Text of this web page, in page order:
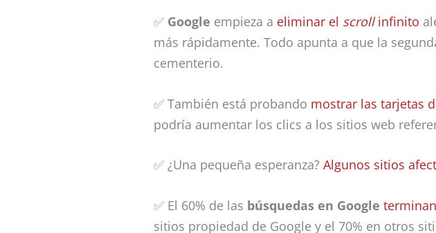
✅ Google empieza a eliminar el scrollinfinito
más rápidamente. Todo apunta a que la
cementerio.
✅ También está probando mostrar las tarjetas
podría aumentar los clics a los sitios web
✅ ¿Una pequeña esperanza? Algunos sitios
✅ El 60% de las búsquedas en Google
sitios propiedad de Google y el 70% en otros